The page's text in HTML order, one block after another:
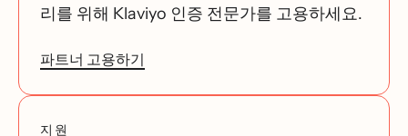
리를 위해 Klaviyo 인증 전문가를 고용하세요.
파트너 고용하기
지원